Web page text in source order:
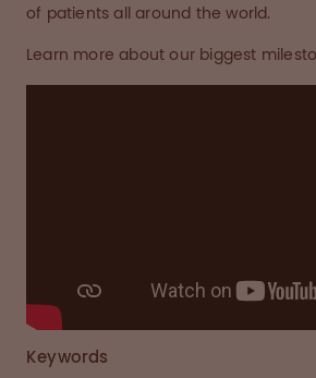
of patients all around the world.
Learn more about our biggest
Keywords